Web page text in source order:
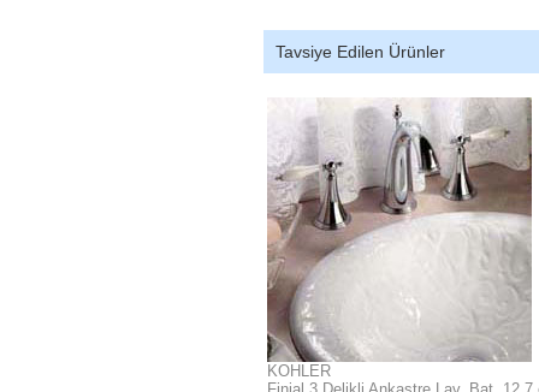
Tavsiye Edilen Ürünler
KOHLER